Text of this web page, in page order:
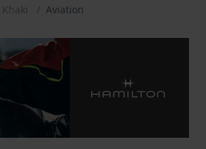
Khaki Aviation